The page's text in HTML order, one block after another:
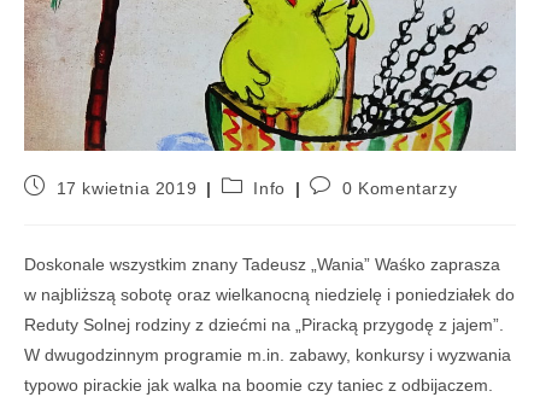
17 kwietnia 2019 Info 0 Komentarzy
Doskonale wszystkim znany Tadeusz „Wania” Waśko zaprasza
w najbliższą sobotę oraz wielkanocną niedzielę i poniedziałek do
Reduty Solnej rodziny z dziećmi na „Piracką przygodę z jajem”.
W dwugodzinnym programie m.in. zabawy, konkursy i wyzwania
typowo pirackie jak walka na boomie czy taniec z odbijaczem.